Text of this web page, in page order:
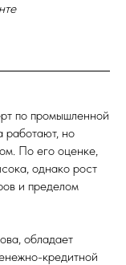
по промышленной
работают, но
По его оценке,
однако рост
и пределом
обладает
кредитной